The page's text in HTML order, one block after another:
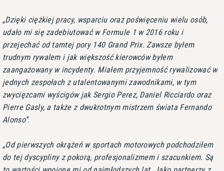
Dzięki ciężkiej pracy, wsparciu oraz poświęceniu wielu osób,
udało mi się zadebiutować w Formule 1 w 2016 roku i
przejechać od tamtej pory 140 Grand Prix. Zawsze byłem
trudnym rywalem i jak większość kierowców byłem
zaangażowany w incydenty. Miałem przyjemność rywalizować w
jednych zespołach z utalentowanymi zawodnikami, w tym
zwycięzcami wyścigów jak Sergio Perez, Daniel Ricciardo oraz
Pierre Gasly, a także z dwukrotnym mistrzem świata Fernando
Alonso .
Od pierwszych okrążeń w sportach motorowych podchodziłem
do tej dyscypliny z pokorą, profesjonalizmem i szacunkiem. Są